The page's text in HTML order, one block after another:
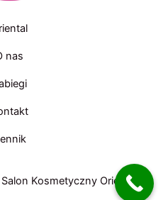
nas
Kosmetyczny Oriental